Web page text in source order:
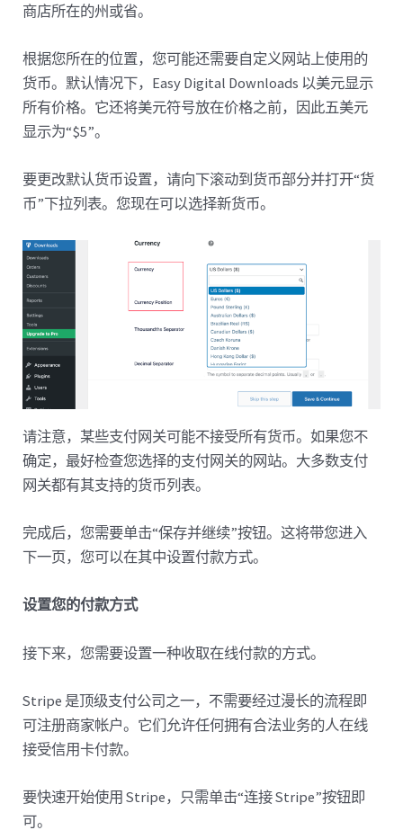
商店所在的州或省。
根据您所在的位置，您可能还需要自定义网站上使用的
货币。默认情况下，Easy Digital Downloads 以美元显示
所有价格。它还将美元符号放在价格之前，因此五美元
显示为“$5”。
要更改默认货币设置，请向下滚动到货币部分并打开“货
币”下拉列表。您现在可以选择新货币。
请注意，某些支付网关可能不接受所有货币。如果您不
确定，最好检查您选择的支付网关的网站。大多数支付
网关都有其支持的货币列表。
完成后，您需要单击“保存并继续”按钮。这将带您进入
下一页，您可以在其中设置付款方式。
设置您的付款方式
接下来，您需要设置一种收取在线付款的方式。
Stripe 是顶级支付公司之一，不需要经过漫长的流程即
可注册商家帐户。它们允许任何拥有合法业务的人在线
接受信用卡付款。
要快速开始使用 Stripe，只需单击“连接 Stripe”按钮即
可。